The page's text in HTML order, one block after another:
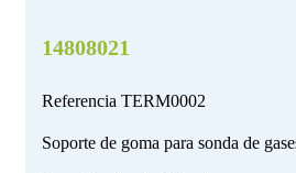
14808021
Referencia TERM0002
Soporte de goma para sonda de